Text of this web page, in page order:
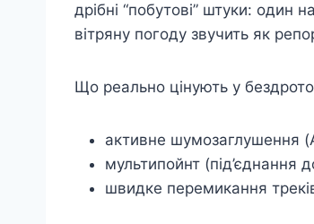
дрібні “побутові” штуки: один
вітряну погоду звучить як
Що реально цінують у
активне шумозаглушення
мультипойнт (під’єднання
швидке перемикання